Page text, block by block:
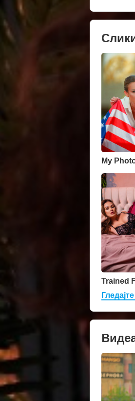
My
Trained